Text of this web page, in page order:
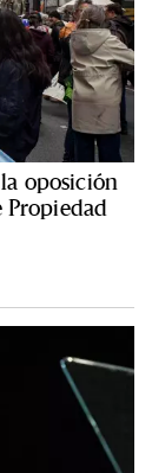
oposición